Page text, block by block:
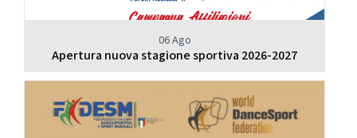
06 Ago
Apertura nuova stagione sportiva 2026-2027